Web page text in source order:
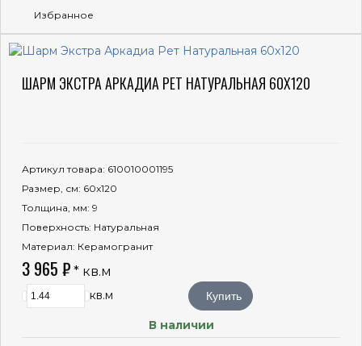
Избранное
ШАРМ ЭКСТРА АРКАДИА РЕТ НАТУРАЛЬНАЯ 60X120
Артикул товара: 610010001195
Размер, см: 60x120
Толщина, мм: 9
Поверхность: Натуральная
Материал: Керамогранит
3 965 ₽ * кв.м
кв.м Купить
В наличии